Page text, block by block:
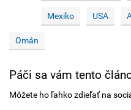
Mexiko USA
Omán
Páči sa vám tento
Môžete ho ľahko zdieľať na